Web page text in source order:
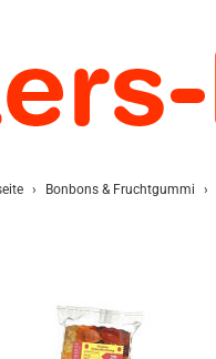
Bonbons & Fruchtgummi